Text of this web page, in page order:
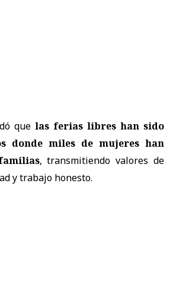
que las ferias libres han sido
donde miles de mujeres han
, transmitiendo valores de
y trabajo honesto.